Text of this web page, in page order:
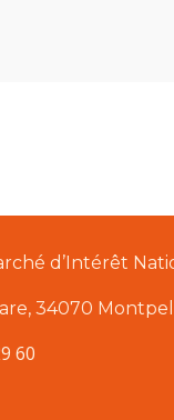
d’Intérêt
34070
60